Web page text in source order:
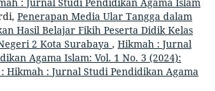
Penerapan Media Ular Tangga dalam
Hasil Belajar Fikih Peserta Didik Kelas
2 Kota Surabaya , Hikmah : Jurnal
Agama Islam: Vol. 1 No. 3 (2024):
Hikmah : Jurnal Studi Pendidikan Agama